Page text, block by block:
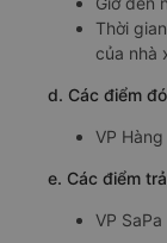
Thời
của nhà
d. Các điểm
VP
e. Các điểm
VP SaPa